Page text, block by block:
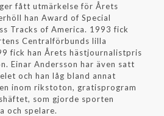
fått utmärkelse för Årets
han Award of Special
Tracks of America. 1993 fick
Centralförbunds lilla
fick han Årets hästjournalistpris
Einar Andersson har även satt
och han låg bland annat
inom rikstoton, gratisprogram
som gjorde sporten
och spelare.